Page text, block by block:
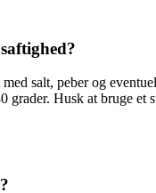
salt, peber og
Husk at bruge et